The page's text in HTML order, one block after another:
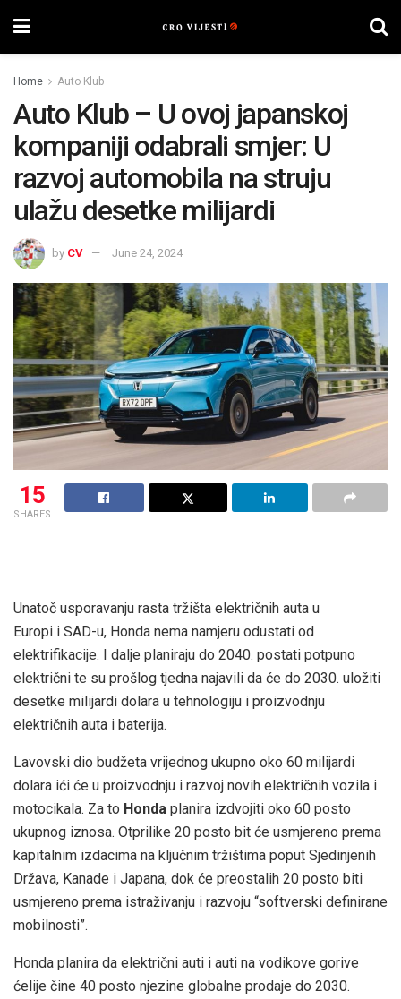
Home Auto Klub
Auto Klub – U ovoj japanskoj
kompaniji odabrali smjer: U
razvoj automobila na struju
ulažu desetke milijardi
by CV June 24, 2024
15
SHARES
Unatoč usporavanju rasta tržišta električnih auta u
Europi i SAD-u, Honda nema namjeru odustati od
elektrifikacije. I dalje planiraju do 2040. postati potpuno
električni te su prošlog tjedna najavili da će do 2030. uložiti
desetke milijardi dolara u tehnologiju i proizvodnju
električnih auta i baterija.
Lavovski dio budžeta vrijednog ukupno oko 60 milijardi
dolara ići će u proizvodnju i razvoj novih električnih vozila i
motocikala. Za to Honda planira izdvojiti oko 60 posto
ukupnog iznosa. Otprilike 20 posto bit će usmjereno prema
kapitalnim izdacima na ključnim tržištima poput Sjedinjenih
Država, Kanade i Japana, dok će preostalih 20 posto biti
usmjereno prema istraživanju i razvoju “softverski definirane
mobilnosti”.
Honda planira da električni auti i auti na vodikove gorive
ćelije čine 40 posto njezine globalne prodaje do 2030.